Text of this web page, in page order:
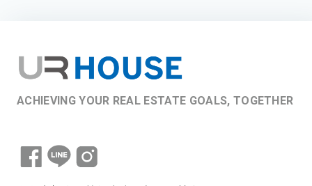
ACHIEVING YOUR REAL ESTATE GOALS, TOGETHER